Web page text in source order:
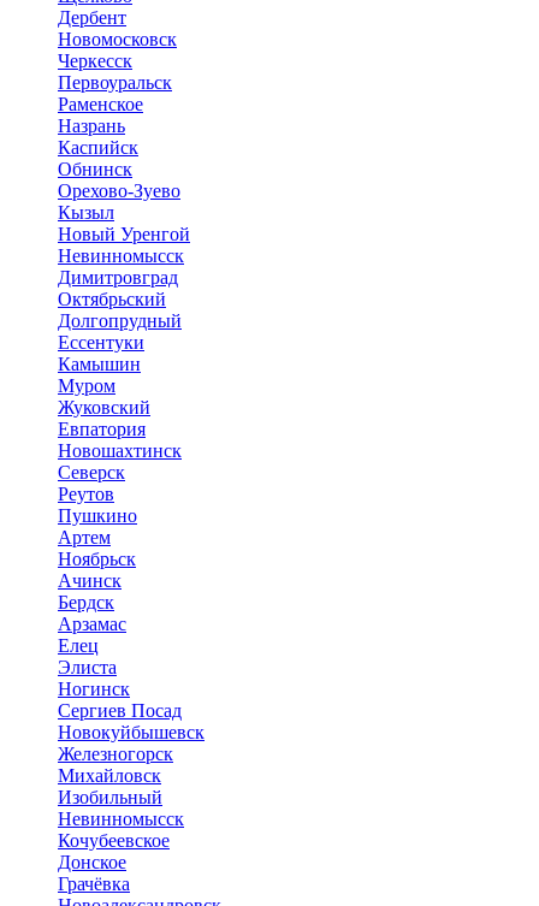
Дербент
Новомосковск
Черкесск
Первоуральск
Раменское
Назрань
Каспийск
Обнинск
Орехово-Зуево
Кызыл
Новый Уренгой
Невинномысск
Димитровград
Октябрьский
Долгопрудный
Ессентуки
Камышин
Муром
Жуковский
Евпатория
Новошахтинск
Северск
Реутов
Пушкино
Артем
Ноябрьск
Ачинск
Бердск
Арзамас
Елец
Элиста
Ногинск
Сергиев Посад
Новокуйбышевск
Железногорск
Михайловск
Изобильный
Невинномысск
Кочубеевское
Донское
Грачёвка